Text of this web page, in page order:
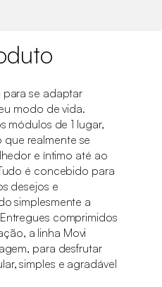
para se adaptar
modo de vida.
módulos de 1 lugar,
realmente se
e íntimo até ao
é concebido para
desejos e
simplesmente a
comprimidos
a linha Movi
para desfrutar
simples e agradável